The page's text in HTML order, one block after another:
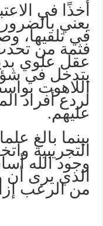
أخذًا في
يعني
في تلقيها،
فثمة من
عقل علوي
يتدخل في
اللاهوت
لردع أفراد
عليهم.
بينما بالغ
التجريبية
وجود الله
الذي يرى أن
من الرعب